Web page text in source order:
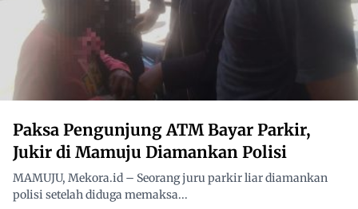
Paksa Pengunjung ATM Bayar Parkir,
Jukir di Mamuju Diamankan Polisi
MAMUJU, Mekora.id – Seorang juru parkir liar diamankan
polisi setelah diduga memaksa...